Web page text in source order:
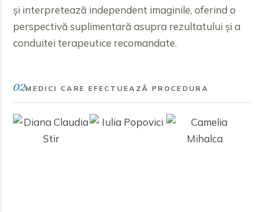
și interpretează independent imaginile, oferind o
perspectivă suplimentară asupra rezultatului și a
conduitei terapeutice recomandate.
02MEDICI CARE EFECTUEAZĂ PROCEDURA